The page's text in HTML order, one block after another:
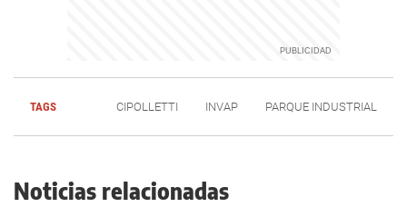
TAGS CIPOLLETTI INVAP PARQUE INDUSTRIAL
Noticias relacionadas